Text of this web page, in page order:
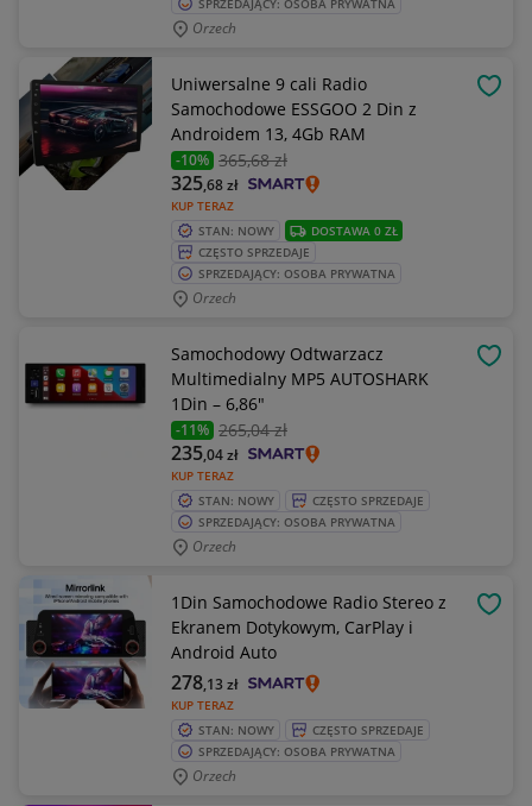
SPRZEDAJĄCY: OSOBA PRYWATNA
Orzech
Uniwersalne 9 cali Radio
Samochodowe ESSGOO 2 Din z
Androidem 13, 4Gb RAM
-10% 365,68 zł
KUP TERAZ
325,68zł
STAN: NOWY
DOSTAWA 0 ZŁ
CZĘSTO SPRZEDAJE
SPRZEDAJĄCY: OSOBA PRYWATNA
Orzech
Samochodowy Odtwarzacz
Multimedialny MP5 AUTOSHARK
1Din – 6,86"
-11% 265,04 zł
KUP TERAZ
235,04zł
STAN: NOWY
CZĘSTO SPRZEDAJE
SPRZEDAJĄCY: OSOBA PRYWATNA
Orzech
1Din Samochodowe Radio Stereo z
Ekranem Dotykowym, CarPlay i
Android Auto
KUP TERAZ
278,13zł
STAN: NOWY
CZĘSTO SPRZEDAJE
SPRZEDAJĄCY: OSOBA PRYWATNA
Orzech